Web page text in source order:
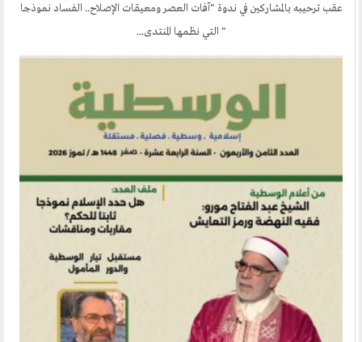
منتديات الوسطية
اخر الاخبار
المنتدى في الاعلام
طلبات الانتساب
اتصل بنا
أرسل لنا
إنجليزية
عقب ترحيبه بالمشاركين في ندوة "آفات العصر ومعيقات الإصلاح.. الفساد نموذجا
" التي نظمها المنتدى...